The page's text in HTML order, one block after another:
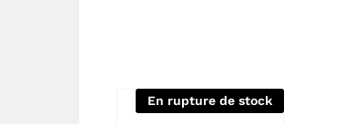
En rupture de stock